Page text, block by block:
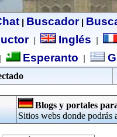
| Buscador|
| Inglés
Esperanto
Blogs y portales
Sitios webs donde podrás